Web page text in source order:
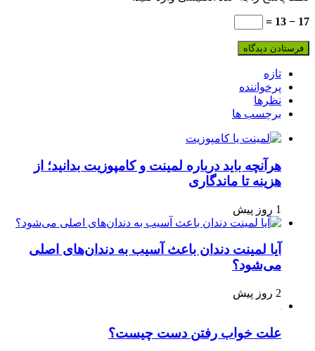
17 − 13 =
تازه
پرخواننده
نظرها
برچسب ها
هرآنچه باید درباره لمینت و کامپوزیت بدانید؛ از
هزینه تا ماندگاری
1 روز پیش
آیا لمینت دندان باعث آسیب به دندان‌های اصلی
می‌شود؟
2 روز پیش
علت خواب رفتن دست چیست؟